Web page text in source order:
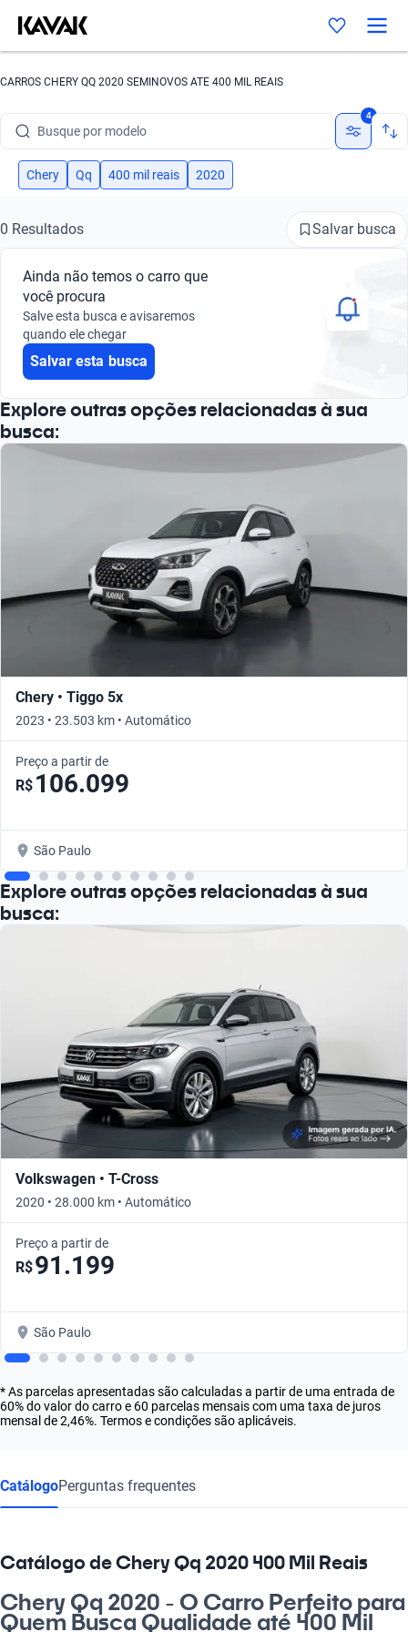
CARROS CHERY QQ 2020 SEMINOVOS ATE 400 MIL REAIS
Busque por marca
Busque por modelo
Busque por versão
Busque por marca
Busque por modelo
Busque por versão
4
Chery Qq 400 mil reais 2020
0 Resultados Salvar busca
Ainda não temos o carro que
você procura
Salve esta busca e avisaremos
quando ele chegar
Salvar esta busca
Explore outras opções relacionadas à sua
busca:
Chery • Tiggo 5x
2023 • 23.503 km • Automático
Preço a partir de
R$ 106.099
São Paulo
Explore outras opções relacionadas à sua
busca:
Volkswagen • T-Cross
2020 • 28.000 km • Automático
Preço a partir de
R$91.199
São Paulo
* As parcelas apresentadas são calculadas a partir de uma entrada de
60% do valor do carro e 60 parcelas mensais com uma taxa de juros
mensal de 2,46%. Termos e condições são aplicáveis.
CatálogoPerguntas frequentes
Catálogo de Chery Qq 2020 400 Mil Reais
Chery Qq 2020 - O Carro Perfeito para
Quem Busca Qualidade até 400 Mil